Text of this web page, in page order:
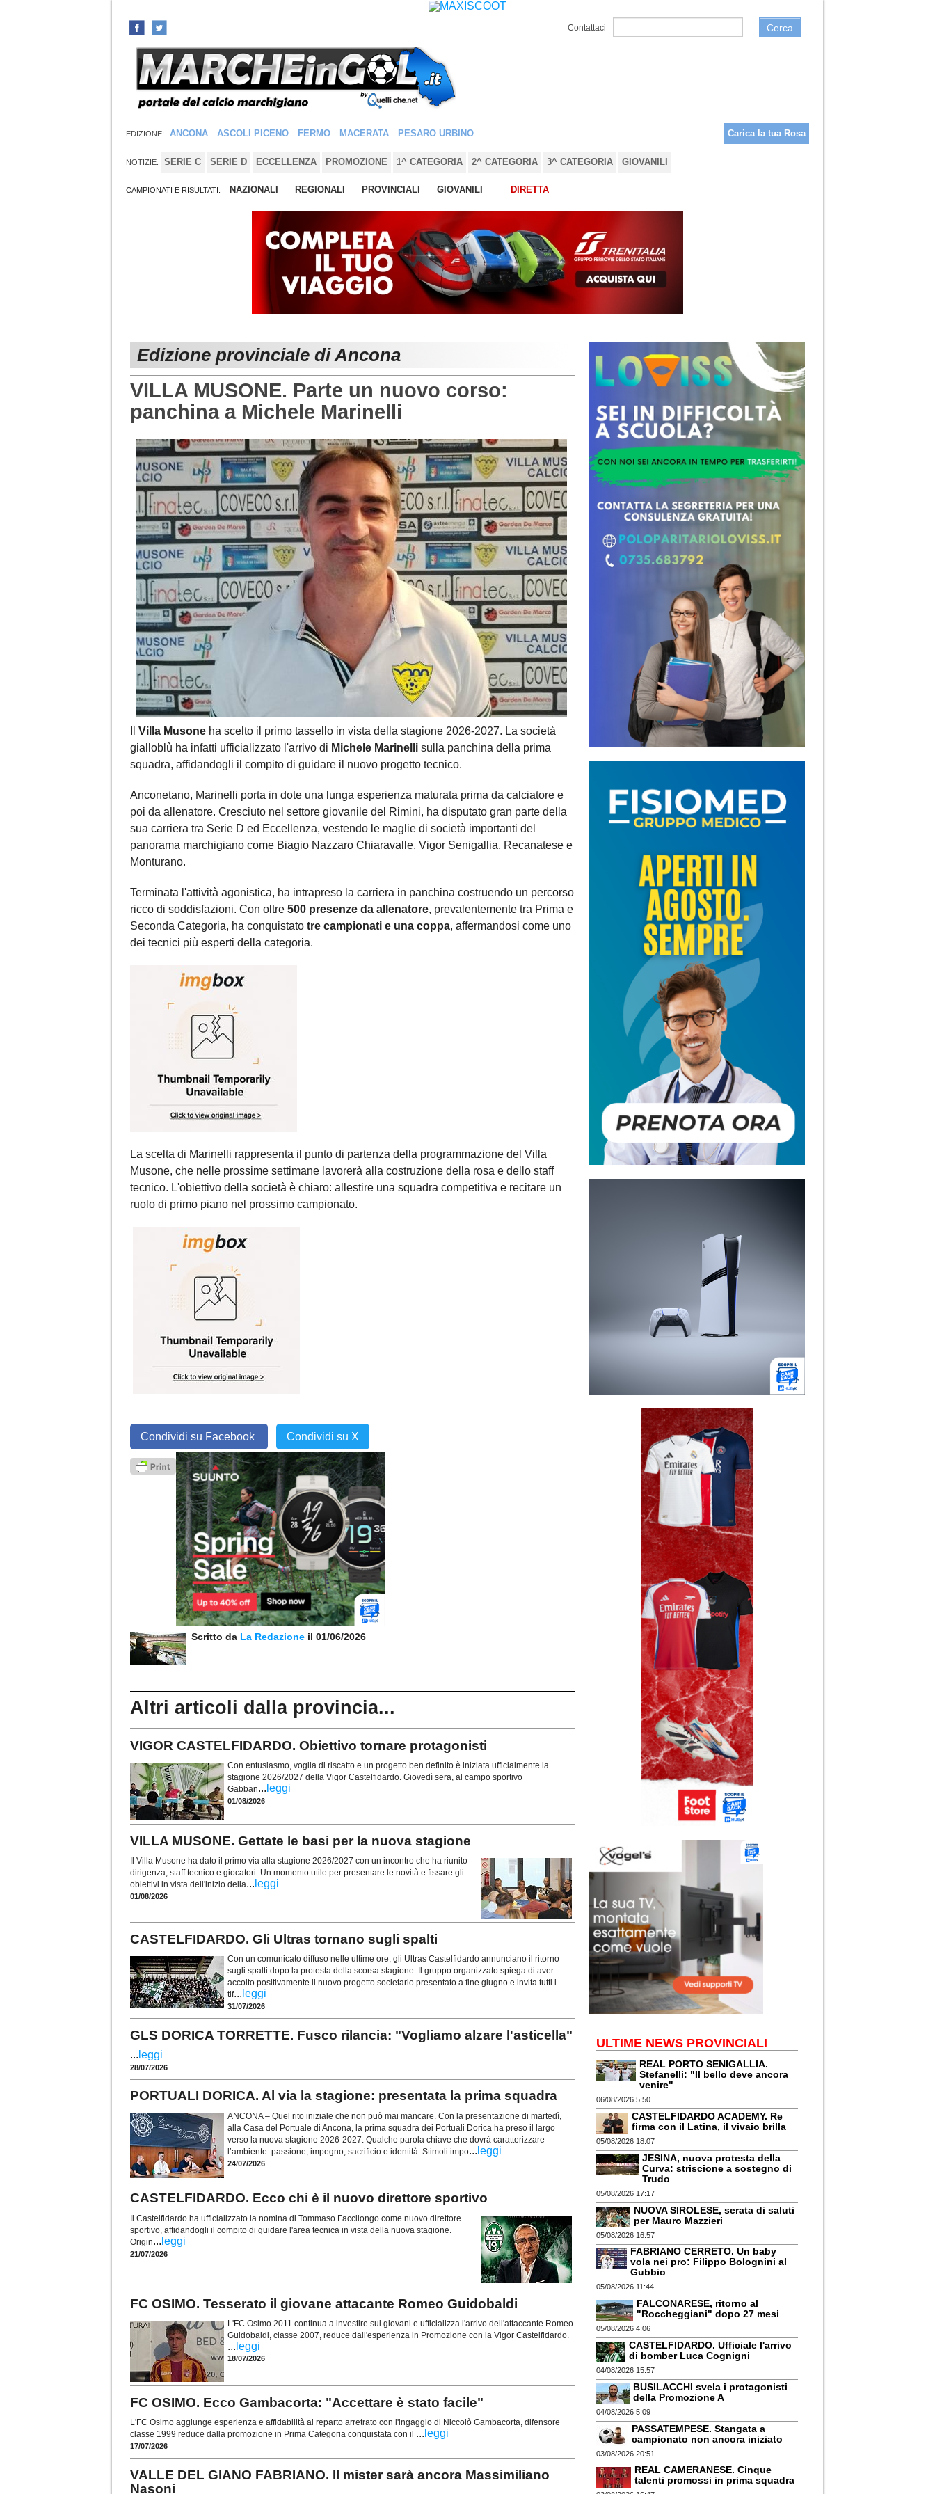
Contattaci Cerca
EDIZIONE: ANCONA ASCOLI PICENO FERMO MACERATA PESARO URBINO Carica la tua Rosa
NOTIZIE: SERIE C SERIE D ECCELLENZA PROMOZIONE 1^ CATEGORIA 2^ CATEGORIA 3^ CATEGORIA GIOVANILI
CAMPIONATI E RISULTATI: NAZIONALI REGIONALI PROVINCIALI GIOVANILI DIRETTA
Edizione provinciale di Ancona
VILLA MUSONE. Parte un nuovo corso:
panchina a Michele Marinelli
Villa Musone ha scelto il primo tassello in vista della stagione 2026-2027. La società
gialloblù ha infatti ufficializzato l'arrivo di Michele Marinelli sulla panchina della prima
squadra, affidandogli il compito di guidare il nuovo progetto tecnico.
Anconetano, Marinelli porta in dote una lunga esperienza maturata prima da calciatore e
poi da allenatore. Cresciuto nel settore giovanile del Rimini, ha disputato gran parte della
sua carriera tra Serie D ed Eccellenza, vestendo le maglie di società importanti del
panorama marchigiano come Biagio Nazzaro Chiaravalle, Vigor Senigallia, Recanatese e
Monturano.
Terminata l'attività agonistica, ha intrapreso la carriera in panchina costruendo un percorso
ricco di soddisfazioni. Con oltre 500 presenze da allenatore, prevalentemente tra Prima e
Seconda Categoria, ha conquistato tre campionati e una coppa, affermandosi come uno
dei tecnici più esperti della categoria.
La scelta di Marinelli rappresenta il punto di partenza della programmazione del Villa
Musone, che nelle prossime settimane lavorerà alla costruzione della rosa e dello staff
tecnico. L'obiettivo della società è chiaro: allestire una squadra competitiva e recitare un
ruolo di primo piano nel prossimo campionato.
Condividi su Facebook Condividi su X
Scritto da La Redazione il 01/06/2026
Altri articoli dalla provincia...
VIGOR CASTELFIDARDO. Obiettivo tornare protagonisti
Con entusiasmo, voglia di riscatto e un progetto ben definito è iniziata ufficialmente la
stagione 2026/2027 della Vigor Castelfidardo. Giovedì sera, al campo sportivo
Gabban... leggi
01/08/2026
VILLA MUSONE. Gettate le basi per la nuova stagione
Il Villa Musone ha dato il primo via alla stagione 2026/2027 con un incontro che ha riunito
dirigenza, staff tecnico e giocatori. Un momento utile per presentare le novità e fissare gli
obiettivi in vista dell'inizio della... leggi
01/08/2026
CASTELFIDARDO. Gli Ultras tornano sugli spalti
Con un comunicato diffuso nelle ultime ore, gli Ultras Castelfidardo annunciano il ritorno
sugli spalti dopo la protesta della scorsa stagione. Il gruppo organizzato spiega di aver
accolto positivamente il nuovo progetto societario presentato a fine giugno e invita tutti i
tif... leggi
31/07/2026
GLS DORICA TORRETTE. Fusco rilancia: "Vogliamo alzare l'asticella"
... leggi
28/07/2026
PORTUALI DORICA. Al via la stagione: presentata la prima squadra
ANCONA – Quel rito iniziale che non può mai mancare. Con la presentazione di martedì,
alla Casa del Portuale di Ancona, la prima squadra dei Portuali Dorica ha preso il largo
verso la nuova stagione 2026-2027. Qualche parola chiave che dovrà caratterizzare
l’ambiente: passione, impegno, sacrificio e identità. Stimoli impo... leggi
24/07/2026
CASTELFIDARDO. Ecco chi è il nuovo direttore sportivo
Il Castelfidardo ha ufficializzato la nomina di Tommaso Faccilongo come nuovo direttore
sportivo, affidandogli il compito di guidare l'area tecnica in vista della nuova stagione.
Origin... leggi
21/07/2026
FC OSIMO. Tesserato il giovane attacante Romeo Guidobaldi
L'FC Osimo 2011 continua a investire sui giovani e ufficializza l'arrivo dell'attaccante Romeo
Guidobaldi, classe 2007, reduce dall'esperienza in Promozione con la Vigor Castelfidardo.
... leggi
18/07/2026
FC OSIMO. Ecco Gambacorta: "Accettare è stato facile"
L'FC Osimo aggiunge esperienza e affidabilità al reparto arretrato con l'ingaggio di Niccolò Gambacorta, difensore
classe 1999 reduce dalla promozione in Prima Categoria conquistata con il ... leggi
17/07/2026
VALLE DEL GIANO FABRIANO. Il mister sarà ancora Massimiliano
Nasoni
ULTIME NEWS PROVINCIALI
REAL PORTO SENIGALLIA.
Stefanelli: "Il bello deve ancora
venire"
06/08/2026 5:50
CASTELFIDARDO ACADEMY. Re
firma con il Latina, il vivaio brilla
05/08/2026 18:07
JESINA, nuova protesta della
Curva: striscione a sostegno di
Trudo
05/08/2026 17:17
NUOVA SIROLESE, serata di saluti
per Mauro Mazzieri
05/08/2026 16:57
FABRIANO CERRETO. Un baby
vola nei pro: Filippo Bolognini al
Gubbio
05/08/2026 11:44
FALCONARESE, ritorno al
"Roccheggiani" dopo 27 mesi
05/08/2026 4:06
CASTELFIDARDO. Ufficiale l'arrivo
di bomber Luca Cognigni
04/08/2026 15:57
BUSILACCHI svela i protagonisti
della Promozione A
04/08/2026 5:09
PASSATEMPESE. Stangata a
campionato non ancora iniziato
03/08/2026 20:51
REAL CAMERANESE. Cinque
talenti promossi in prima squadra